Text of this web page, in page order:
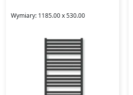
Wymiary: 1185.00 x 530.00